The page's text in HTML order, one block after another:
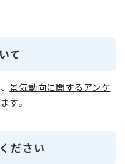
て
景気動向に関するアンケ
す。
ださい